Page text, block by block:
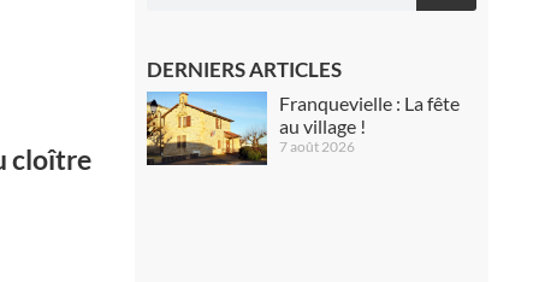
cloître
DERNIERS ARTICLES
Franquevielle : La fête
au village !
7 août 2026